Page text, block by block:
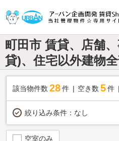
町田市 賃貸、店舗
貸)、住宅以外建物
該当物件数 28件 空き数 5 件
絞り込み条件： なし
空室のみ